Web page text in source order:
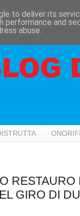
RESTAURO
GIRO DI
to deliver its
performance and
abuse.